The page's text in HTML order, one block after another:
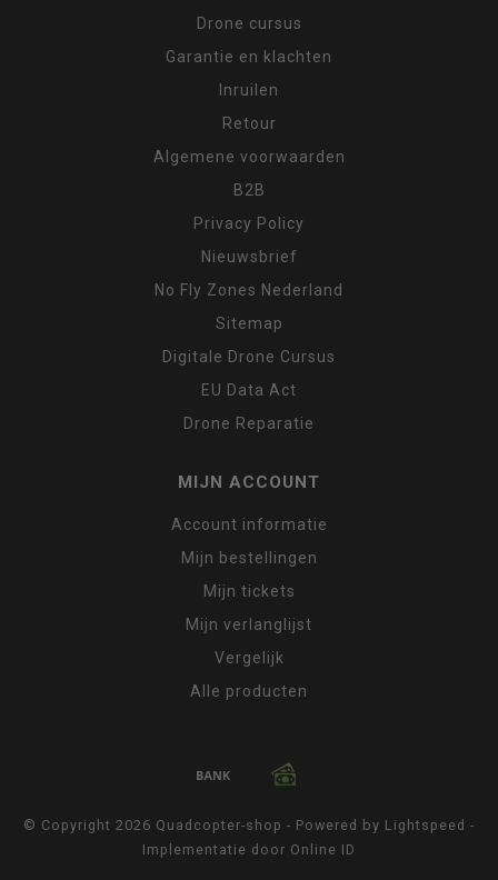
Drone cursus
Garantie en klachten
Inruilen
Retour
Algemene voorwaarden
B2B
Privacy Policy
Nieuwsbrief
No Fly Zones Nederland
Sitemap
Digitale Drone Cursus
EU Data Act
Drone Reparatie
MIJN ACCOUNT
Account informatie
Mijn bestellingen
Mijn tickets
Mijn verlanglijst
Vergelijk
Alle producten
© Copyright 2026 Quadcopter-shop - Powered by Lightspeed -
Implementatie door Online ID